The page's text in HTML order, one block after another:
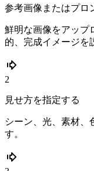
参考画像またはプロ
鮮明な画像をアップ
的、完成イメージを
2
見せ方を指定する
シーン、光、素材、
す。